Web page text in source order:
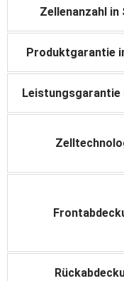
Zellenanzahl in
Produktgarantie
Leistungsgarantie